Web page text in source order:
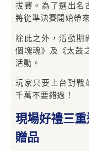
拔賽。為了選出名
將從準決賽開始帶
除此之外，活動期
個塊魂》及《太鼓
活動。
玩家只要上台對戰
千萬不要錯過！
現場好禮三
贈品